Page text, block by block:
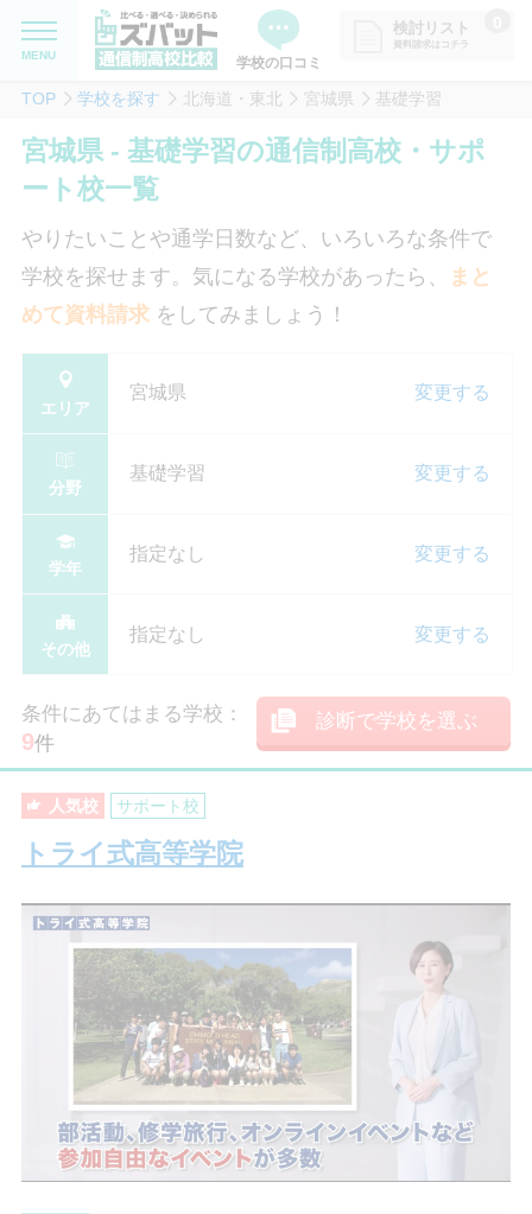
MENU 学校の口コミ
検討リスト
資料請求はコチラ
追加した学校を一覧で確認・まと
MENU
学校を探したい
通信制高校について知りたい
はじめての方へ
よくある質問
掲載を希望される学校様へ
TOP 学校を探す 北海道・東北 宮城県 基礎学習
宮城県 - 基礎学習の通信制高校・サポ
ート校一覧
やりたいことや通学日数など、いろいろな条件で
学校を探せます。気になる学校があったら、
まと
めて資料請求をしてみましょう！
エリア
宮城県 変更する
分野
基礎学習 変更する
学年
指定なし 変更する
その他
指定なし 変更する
条件にあてはまる学校：
9件
診断で学校を選ぶ
人気校 サポート校
トライ式高等学院